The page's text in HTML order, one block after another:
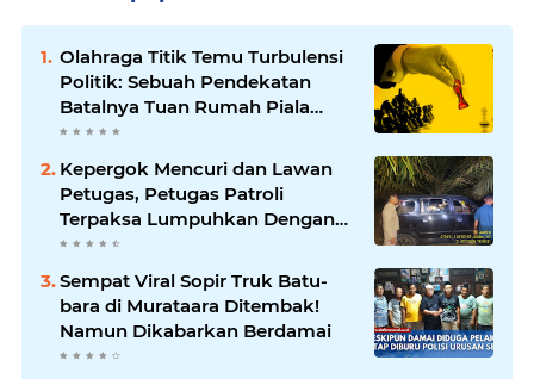
Olahraga Titik Temu Turbulensi
Politik: Sebuah Pendekatan
Batalnya Tuan Rumah Piala
Dunia U-20
Kepergok Mencuri dan Lawan
Petugas, Petugas Patroli
Terpaksa Lumpuhkan Dengan
Peluru Karet
Sempat Viral Sopir Truk Batu-
bara di Murataara Ditembak!
Namun Dikabarkan Berdamai